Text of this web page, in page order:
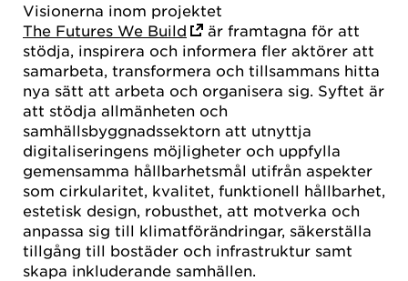
Visionerna inom projektet
The Futures We Build
är framtagna för att
stödja, inspirera och informera fler aktörer att
samarbeta, transformera och tillsammans hitta
nya sätt att arbeta och organisera sig. Syftet är
att stödja allmänheten och
samhällsbyggnadssektorn att utnyttja
digitaliseringens möjligheter och uppfylla
gemensamma hållbarhetsmål utifrån aspekter
som cirkularitet, kvalitet, funktionell hållbarhet,
estetisk design, robusthet, att motverka och
anpassa sig till klimatförändringar, säkerställa
tillgång till bostäder och infrastruktur samt
skapa inkluderande samhällen.